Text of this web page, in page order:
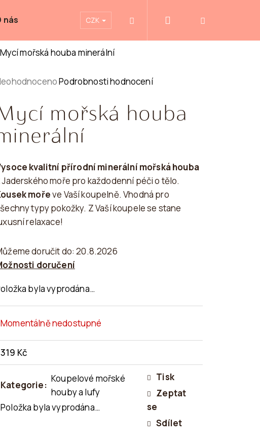
nás CZK
Hledat
Nákupní
košík
Mycí mořská houba minerální
Podrobnosti hodnocení
mořská houba
kvalitní přírodní minerální mořská houba
Jaderského moře pro každodenní péči o tělo.
mořeve Vaší koupelně. Vhodná pro
typy pokožky. Z Vaší koupele se stane
relaxace!
doručit do: 20.8.2026
doručení
byla vyprodána…
Momentálně nedostupné
319 Kč
Měrná
cena:
Kategorie:
Koupelové mořské
houby a lufy
Položka byla vyprodána…
Tisk
Zeptat
se
Sdílet